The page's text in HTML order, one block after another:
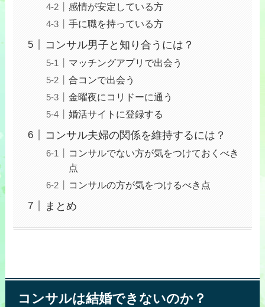
感情が安定している方
手に職を持っている方
コンサル男子と知り合うには？
マッチングアプリで出会う
合コンで出会う
金曜夜にコリドーに通う
婚活サイトに登録する
コンサル夫婦の関係を維持するには？
コンサルでない方が気をつけておくべき
点
コンサルの方が気をつけるべき点
まとめ
コンサルは結婚できないのか？